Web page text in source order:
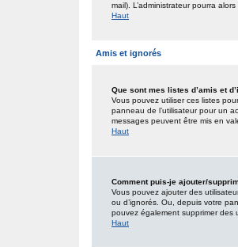
mail). L’administrateur pourra
Haut
Amis et ignorés
Que sont mes listes d’amis et
Vous pouvez utiliser ces listes
panneau de l’utilisateur pour un
messages peuvent être mis en
Haut
Comment puis-je ajouter/
Vous pouvez ajouter des
ou d’ignorés. Ou, depuis votre
pouvez également supprimer des
Haut